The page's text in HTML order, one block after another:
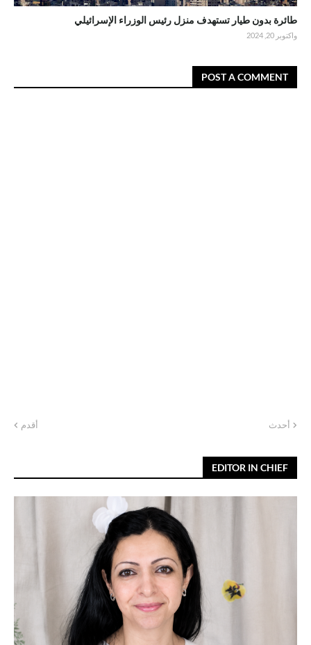
طائرة بدون طيار تستهدف منزل رئيس الوزراء الإسرائيلي
واكتوبر 20, 2024
POST A COMMENT
أحدث أقدم
EDITOR IN CHIEF